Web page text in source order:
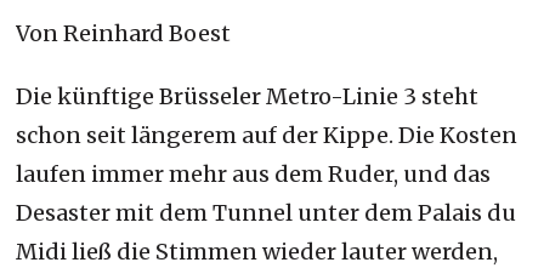
Von Reinhard Boest
Die künftige Brüsseler Metro-Linie 3 steht
schon seit längerem auf der Kippe. Die Kosten
laufen immer mehr aus dem Ruder, und das
Desaster mit dem Tunnel unter dem Palais du
Midi ließ die Stimmen wieder lauter werden,